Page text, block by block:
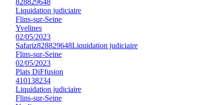
Liquidation judiciaire
Flins-sur-Seine
Yvelines
02/05/2023
Safariz828829648Liquidation judiciaire
Flins-sur-Seine
02/05/2023
Plats DiFfusion
410138234
Liquidation judiciaire
Flins-sur-Seine